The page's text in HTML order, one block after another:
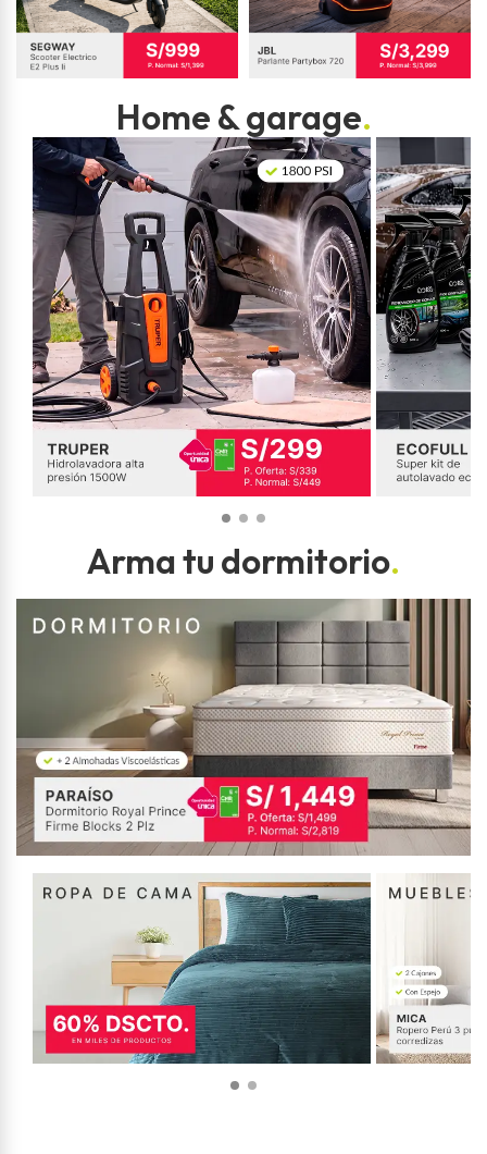
Home & garage.
Arma tu dormitorio.